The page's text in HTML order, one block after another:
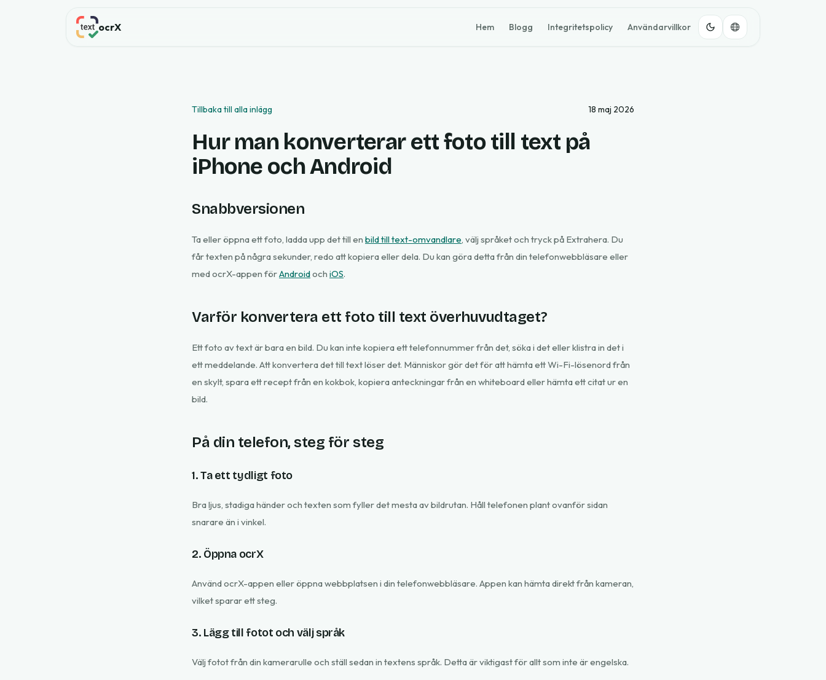
ocrX Hem Blogg Integritetspolicy Användarvillkor
Tillbaka till alla inlägg 18 maj 2026
Hur man konverterar ett foto till text på
iPhone och Android
Snabbversionen
Ta eller öppna ett foto, ladda upp det till en bild till text-omvandlare, välj språket och tryck på Extrahera. Du
får texten på några sekunder, redo att kopiera eller dela. Du kan göra detta från din telefonwebbläsare eller
med ocrX-appen förAndroidoch iOS.
Varför konvertera ett foto till text överhuvudtaget?
Ett foto av text är bara en bild. Du kan inte kopiera ett telefonnummer från det, söka i det eller klistra in det i
ett meddelande. Att konvertera det till text löser det. Människor gör det för att hämta ett Wi-Fi-lösenord från
en skylt, spara ett recept från en kokbok, kopiera anteckningar från en whiteboard eller hämta ett citat ur en
bild.
På din telefon, steg för steg
1. Ta ett tydligt foto
Bra ljus, stadiga händer och texten som fyller det mesta av bildrutan. Håll telefonen plant ovanför sidan
snarare än i vinkel.
2. Öppna ocrX
Använd ocrX-appen eller öppna webbplatsen i din telefonwebbläsare. Appen kan hämta direkt från kameran,
vilket sparar ett steg.
3. Lägg till fotot och välj språk
Välj fotot från din kamerarulle och ställ sedan in textens språk. Detta är viktigast för allt som inte är engelska.